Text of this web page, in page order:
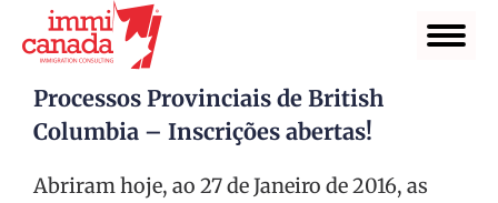
Processos Provinciais de British
Columbia – Inscrições abertas!
Abriram hoje, ao 27 de Janeiro de 2016, as